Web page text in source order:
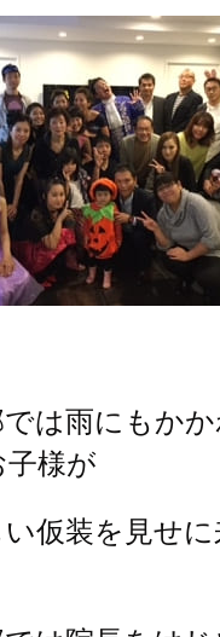
は雨にもかか
子様が
仮装を見せに